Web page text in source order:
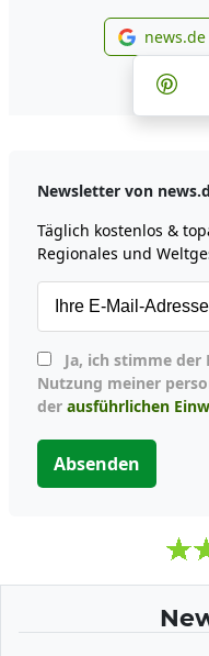
Newsletter von
Täglich kostenlos &
Regionales und
Nutzung meiner
der ausführlichen
Absenden